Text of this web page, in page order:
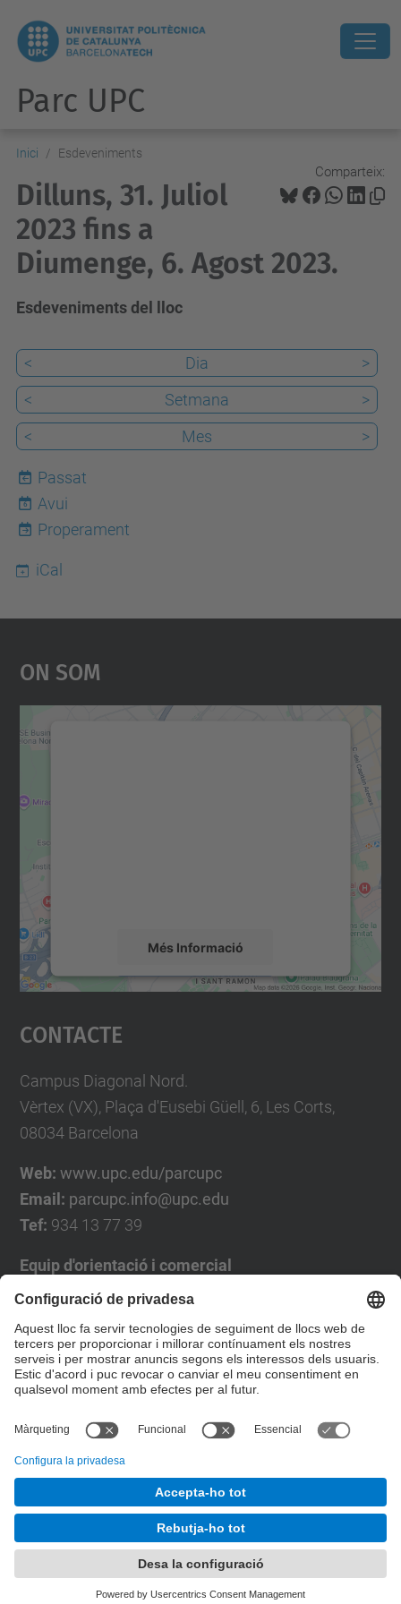
Parc UPC
Inici Esdeveniments
Comparteix:
Dilluns, 31. Juliol
2023 fins a
Diumenge, 6. Agost 2023.
Esdeveniments del lloc
< Dia
>
<
Setmana
>
<
Mes >
Passat
6
Avui
Properament
iCal
On Som
Més Informació
Accepta
powered by
Contacte
Campus Diagonal Nord.
Vèrtex (VX), Plaça d'Eusebi Güell, 6, Les Corts,
08034 Barcelona
Web: www.upc.edu/parcupc
Email: parcupc.info@upc.edu
Tef: 934 13 77 39
Equip d'orientació i comercial
José Luís Grande
Tel. 93 4137194
jose.luis.grande@upc.edu
Formulari de contacte
Desenvolupat amb